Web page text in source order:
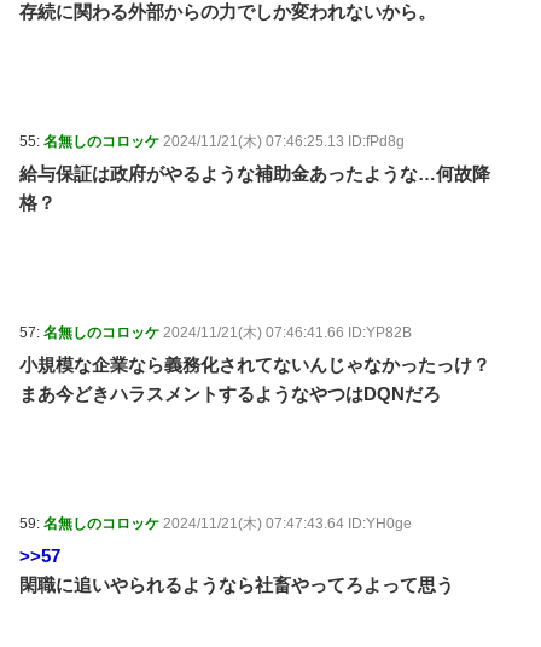
存続に関わる外部からの力でしか変われないから。
55: 名無しのコロッケ 2024/11/21(木) 07:46:25.13 ID:fPd8g
給与保証は政府がやるような補助金あったような…何故降
格？
57: 名無しのコロッケ 2024/11/21(木) 07:46:41.66 ID:YP82B
小規模な企業なら義務化されてないんじゃなかったっけ？
まあ今どきハラスメントするようなやつはDQNだろ
59: 名無しのコロッケ 2024/11/21(木) 07:47:43.64 ID:YH0ge
>>57
閑職に追いやられるようなら社畜やってろよって思う